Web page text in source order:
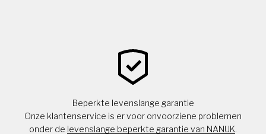
Beperkte levenslange garantie
Onze klantenservice is er voor onvoorziene problemen
onder de levenslange beperkte garantie van NANUK.